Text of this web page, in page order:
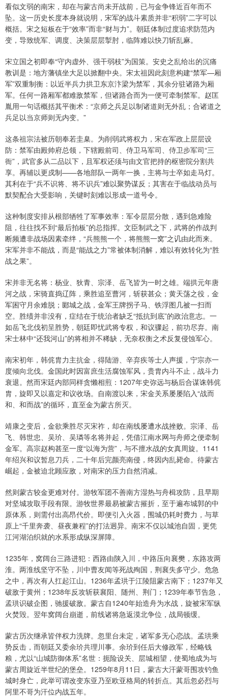
看似文弱的南宋，却在与蒙古尚未开战前，已与金争锋近百年而不
坠。这一历史长度本身就说明，宋军的战斗素质并非“积弱”二字可以
概括。宋之短板在于“效率”而非“财与力”。朝廷体制过度追求防范内
变，导致统军、调度、决策层层掣肘，临阵难以快刀斩乱麻。
宋立国之初即奉“守内虚外、强干弱枝”为国策。安史之乱给出的沉痛
教训是：地方藩镇坐大足以掀翻中央。宋太祖因此刻意构建“禁军—厢
军”双重制衡：以近半兵力拱卫东京汴梁为禁军，其余分驻诸路为厢
军。任何一路厢军都难敌禁军，但诸路合而为一便可牵制禁军。赵匡
胤用一句话概括其平衡术：“京师之兵足以制诸道则无外乱；合诸道之
兵足以当京师则无内变。”
这条祖宗法被历朝奉若圭臬。为削弱武将权力，宋在军政上层层设
防：禁军由殿帅府总领，下辖殿前司、侍卫马军司、侍卫步军司“三
衙”，武官多从二品以下，且军权还须与由文官把持的枢密院分割共
享。再辅以更戍制——各地部队一两年一换，主将与士卒如走马灯。
其利在于“兵不识将、将不识兵”难以聚势谋反；其害在于临战动员与
默契配合大受影响，关键时刻难以形成一道号令。
这种制度安排从根部牺牲了军事效率：军令层层分散，遇到急难险
阻，往往找不到“最后拍板”的总指挥。文臣制武之下，武将的作战判
断频遭非战场因素牵绊，“兵熊熊一个，将熊熊一窝”之讥由此而来。
宋军并非不能战，而是“能战之力”常被体制消解，难以有效转化为“胜
战之果”。
宋并非无名将：杨业、狄青、宗泽、岳飞皆为一时之雄。端拱元年唐
河之战，宋骑直捣辽阵，乘胜追至曹河，斩获甚众；黄天荡之役，金
军困守月余难脱；郾城之战，金军王牌拐子马、铁浮图几被一扫而
空。胜绩并非没有，症结在于统治者缺乏“抵抗到底”的政治意志。一
如岳飞北伐初呈胜势，朝廷即忧武将专权，和议骤起，前功尽弃。南
宋士林中“还我河山”的将相并不稀缺，无奈权衡之术反复侵蚀军心。
南宋初年，韩侂胄力主抗金，得陆游、辛弃疾等士人声援，宁宗亦一
度倾向北伐。金国此时因富庶生活腐蚀军风，贵胄内斗不止，战斗力
衰退。然而宋廷内部同样贪懒相煎：1207年史弥远与杨后合谋诛韩侂
胄，旋即又以嘉定和议收场。自南渡以来，宋金关系屡屡陷入“战而
和、和而战”的循环，直至金为蒙古所灭。
靖康之变后，金欲乘胜尽灭宋祚，却在南线屡遭水战挫败。宗泽、岳
飞、韩世忠、吴玠、吴璘等名将并起，凭借江南水网与舟师之便牵制
金军。高宗赵构甚至一度“以海为营”，与不擅水战的女真周旋。1141
年绍兴和议暂息刀兵，二十年后完颜亮南侵，终因内乱毙命。待蒙古
崛起，金被迫北顾应敌，对南宋的压力自然消减。
然则蒙古较金更难对付。游牧军团不善南方湿热与舟楫攻防，且早期
对坚城攻取手段有限。游牧世界最易被蒙古摧折，至于遍布城郭的中
原体系，则需付出高昂代价。即便引入火器，围城仍耗时费力，与草
原上“千里奔袭、昼夜兼程”的打法迥异。南宋不仅以城池自固，更凭
江河湖泊织就的水系形成纵深屏障。
1235年，窝阔台三路进犯：西路由陕入川，中路压向襄樊，东路攻两
淮。两淮线坚守不坠，川中曹友闻等死战殉国，荆襄失多守少。危急
之中，再次有人扛起江山。1236年孟珙于江陵阻蒙古南下；1237年又
破敌于黄州；1238年反攻斩获襄阳、随州、荆门；1239年奉节告急，
孟珙识破企图，驰援破敌。蒙古自1240年始造舟为水战，旋被宋军纵
火焚毁。翌年窝阔台崩逝，前线诸将急返漠北争位，战局顿缓。
蒙古历次继承皆伴权力洗牌。忽里台未定，诸军多无心恋战。孟珙乘
势反击，而朝廷又委余玠共理川事。余玠到任后大修政军，经略钱
粮，尤以“山城防御体系”名世：扼险设关、层城相望，使蜀地成为与
蒙古周旋近半世纪的堡垒。1259年8月11日，蒙古大汗蒙哥围攻钓鱼
城时身亡，此举可谓改变东亚乃至欧亚格局的转折点。其后忽必烈与
阿里不哥为汗位内战五年。